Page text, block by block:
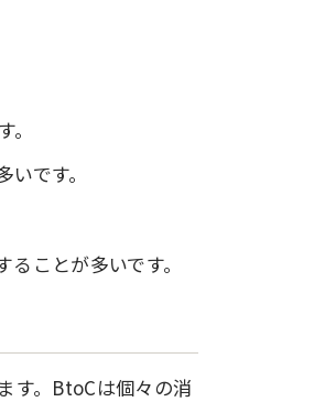
です。
ことが多いです。
す。BtoCは個々の消